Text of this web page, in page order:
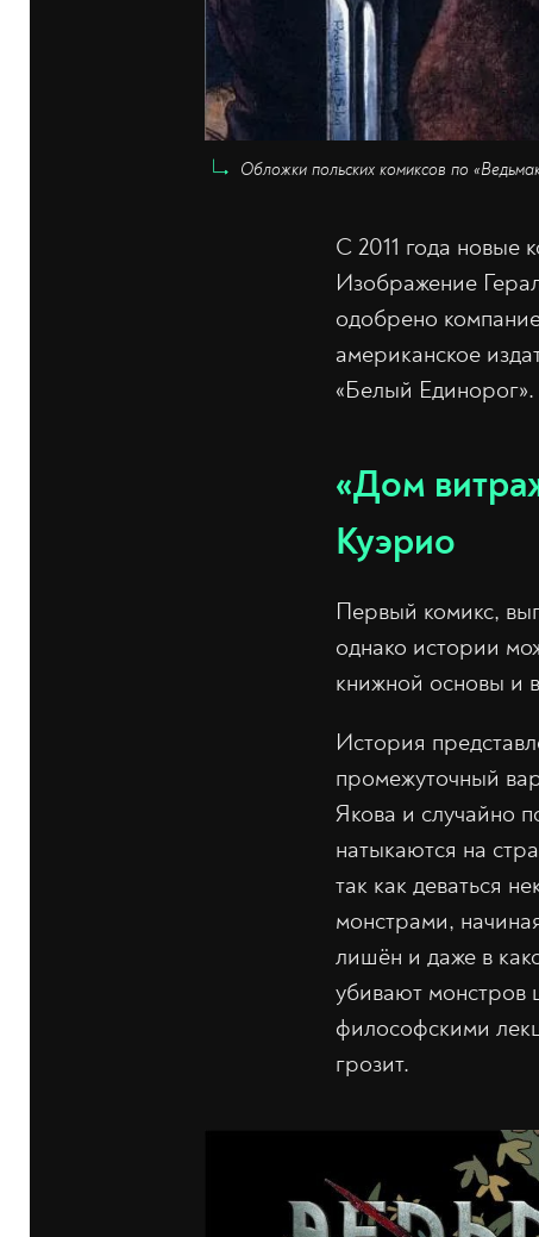
Обложки польских комиксов по
С 2011 года новые
Изображение
одобрено
американское
«Белый Единорог».
«Дом
Куэрио
Первый комикс,
однако истории
книжной основы и
История
промежуточный
Якова и случайно
натыкаются на
так как деваться
монстрами,
лишён и даже в
убивают монстров
философскими
грозит.